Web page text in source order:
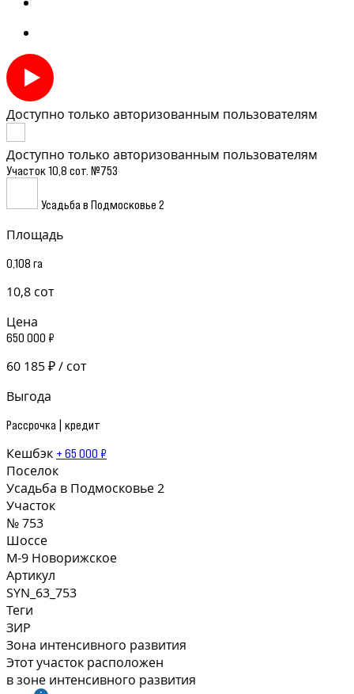
Доступно только авторизованным пользователям
Доступно только авторизованным пользователям
Участок 10,8 сот. №753
Усадьба в Подмосковье 2
Площадь
0,108 га
10,8 сот
Цена
650 000 ₽
60 185 ₽ / сот
Выгода
Рассрочка | кредит
Кешбэк + 65 000 ₽
Поселок
Усадьба в Подмосковье 2
Участок
№ 753
Шоссе
М-9 Новорижское
Артикул
SYN_63_753
Теги
ЗИР
Зона интенсивного развития
Этот участок расположен
в зоне интенсивного развития